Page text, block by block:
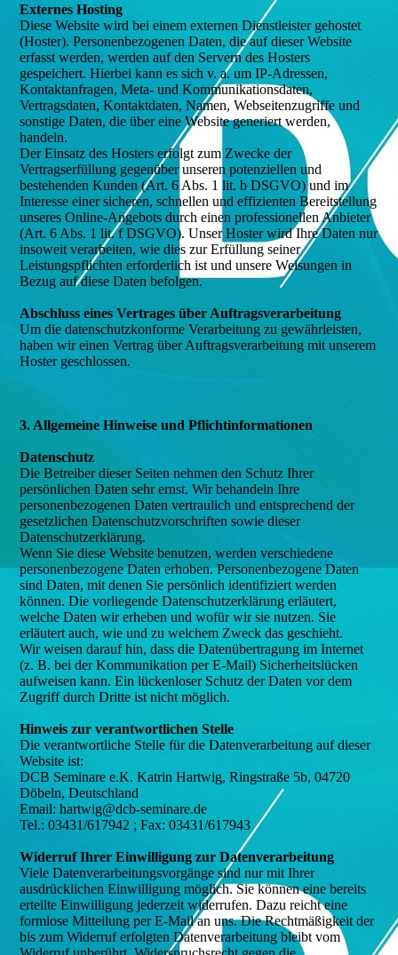
Externes Hosting
Diese Website wird bei einem externen Dienstleister gehostet
(Hoster). Personenbezogenen Daten, die auf dieser Website
erfasst werden, werden auf den Servern des Hosters
gespeichert. Hierbei kann es sich v. a. um IP-Adressen,
Kontaktanfragen, Meta- und Kommunikationsdaten,
Vertragsdaten, Kontaktdaten, Namen, Webseitenzugriffe und
sonstige Daten, die über eine Website generiert werden,
handeln.
Der Einsatz des Hosters erfolgt zum Zwecke der
Vertragserfüllung gegenüber unseren potenziellen und
bestehenden Kunden (Art. 6 Abs. 1 lit. b DSGVO) und im
Interesse einer sicheren, schnellen und effizienten Bereitstellung
unseres Online-Angebots durch einen professionellen Anbieter
(Art. 6 Abs. 1 lit. f DSGVO). Unser Hoster wird Ihre Daten nur
insoweit verarbeiten, wie dies zur Erfüllung seiner
Leistungspflichten erforderlich ist und unsere Weisungen in
Bezug auf diese Daten befolgen.
Abschluss eines Vertrages über Auftragsverarbeitung
Um die datenschutzkonforme Verarbeitung zu gewährleisten,
haben wir einen Vertrag über Auftragsverarbeitung mit unserem
Hoster geschlossen.
3. Allgemeine Hinweise und Pflichtinformationen
Datenschutz
Die Betreiber dieser Seiten nehmen den Schutz Ihrer
persönlichen Daten sehr ernst. Wir behandeln Ihre
personenbezogenen Daten vertraulich und entsprechend der
gesetzlichen Datenschutzvorschriften sowie dieser
Datenschutzerklärung.
Wenn Sie diese Website benutzen, werden verschiedene
personenbezogene Daten erhoben. Personenbezogene Daten
sind Daten, mit denen Sie persönlich identifiziert werden
können. Die vorliegende Datenschutzerklärung erläutert,
welche Daten wir erheben und wofür wir sie nutzen. Sie
erläutert auch, wie und zu welchem Zweck das geschieht.
Wir weisen darauf hin, dass die Datenübertragung im Internet
(z. B. bei der Kommunikation per E-Mail) Sicherheitslücken
aufweisen kann. Ein lückenloser Schutz der Daten vor dem
Zugriff durch Dritte ist nicht möglich.
Hinweis zur verantwortlichen Stelle
Die verantwortliche Stelle für die Datenverarbeitung auf dieser
Website ist:
DCB Seminare e.K. Katrin Hartwig, Ringstraße 5b, 04720
Döbeln, Deutschland
Email: hartwig@dcb-seminare.de
Tel.: 03431/617942 ; Fax: 03431/617943
Widerruf Ihrer Einwilligung zur Datenverarbeitung
Viele Datenverarbeitungsvorgänge sind nur mit Ihrer
ausdrücklichen Einwilligung möglich. Sie können eine bereits
erteilte Einwilligung jederzeit widerrufen. Dazu reicht eine
formlose Mitteilung per E-Mail an uns. Die Rechtmäßigkeit der
bis zum Widerruf erfolgten Datenverarbeitung bleibt vom